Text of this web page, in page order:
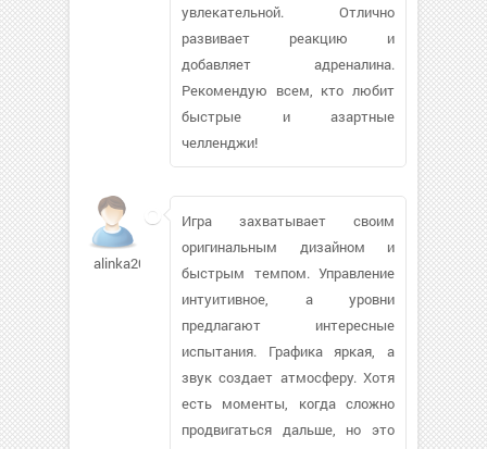
увлекательной. Отлично
развивает реакцию и
добавляет адреналина.
Рекомендую всем, кто любит
быстрые и азартные
челленджи!
alinka2006636
Игра захватывает своим
оригинальным дизайном и
быстрым темпом. Управление
интуитивное, а уровни
предлагают интересные
испытания. Графика яркая, а
звук создает атмосферу. Хотя
есть моменты, когда сложно
продвигаться дальше, но это